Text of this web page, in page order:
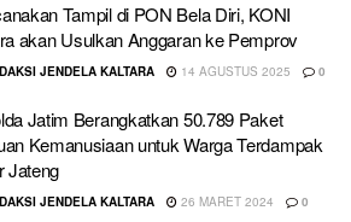
Tampil di PON Bela Diri, KONI
akan Usulkan Anggaran ke Pemprov
JENDELA KALTARA 14 AGUSTUS 2025 0
Jatim Berangkatkan 50.789 Paket
Kemanusiaan untuk Warga Terdampak
Jateng
JENDELA KALTARA 26 MARET 2024 0